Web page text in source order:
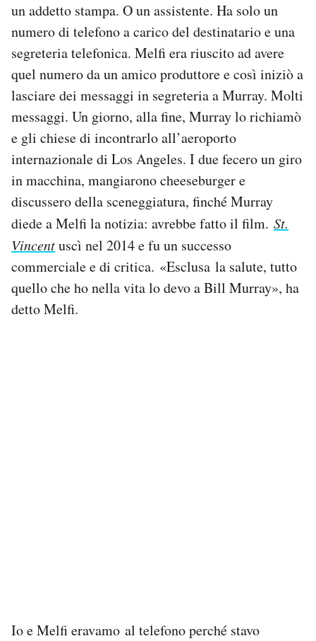
un addetto stampa. O un assistente. Ha solo un
numero di telefono a carico del destinatario e una
segreteria telefonica. Melfi era riuscito ad avere
quel numero da un amico produttore e così iniziò a
lasciare dei messaggi in segreteria a Murray. Molti
messaggi. Un giorno, alla fine, Murray lo richiamò
e gli chiese di incontrarlo all’aeroporto
internazionale di Los Angeles. I due fecero un giro
in macchina, mangiarono cheeseburger e
discussero della sceneggiatura, finché Murray
diede a Melfi la notizia: avrebbe fatto il film. St.
Vincentuscì nel 2014 e fu un successo
commerciale e di critica. «Esclusa la salute, tutto
quello che ho nella vita lo devo a Bill Murray», ha
detto Melfi.
Io e Melfi eravamo al telefono perché stavo